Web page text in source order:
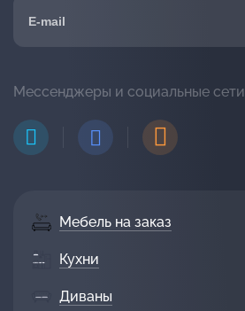
Мебель на заказ
Кухни
Диваны
Мессенджеры и социальные сети